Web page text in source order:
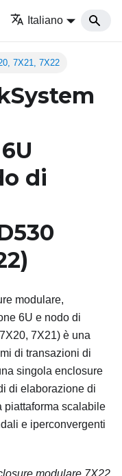
Italiano
7X21, 7X22
di
modulare,
6U e nodo di
7X20, 7X21) è una
di transazioni di
singola enclosure
di elaborazione di
piattaforma scalabile
e iperconvergenti
modulare 7X22